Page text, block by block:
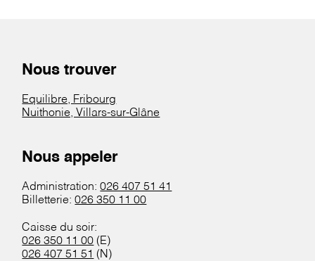
Nous trouver
Equilibre, Fribourg
Nuithonie, Villars-sur-Glâne
Nous appeler
Administration:026 407 51 41
Billetterie:026 350 11 00
Caisse du soir:
026 350 11 00 (E)
026 407 51 51 (N)